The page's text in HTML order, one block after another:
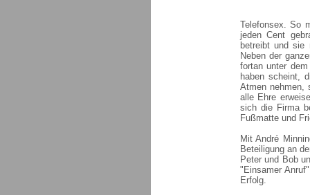
Telefonsex. So
jeden Cent
betreibt und sie
Neben der
fortan unter
haben scheint,
Atmen nehmen,
alle Ehre
sich die Firma
Fußmatte und
Mit André
Beteiligung an
Peter und Bob
"Einsamer
Erfolg.